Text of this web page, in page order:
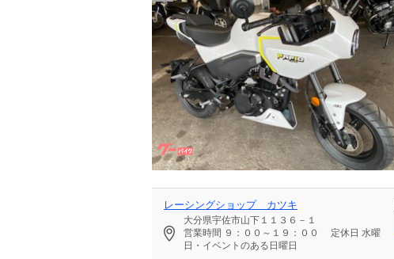
レーシングショップ カツキ
大分県宇佐市山下１１３６－１
営業時間 ９：００～１９：００ 定休日 水曜
日・イベントのある日曜日